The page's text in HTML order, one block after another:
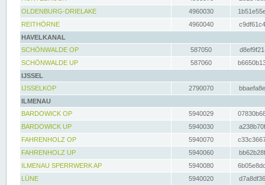
OLDENBURG-DRIELAKE
4960030
REITHÖRNE
4960040
HAVELKANAL
SCHÖNWALDE OP
587050
SCHÖNWALDE UP
587060
IJSSEL
IJSSELKOP
2790070
ILMENAU
BARDOWICK OP
5940029
BARDOWICK UP
5940030
FAHRENHOLZ OP
5940070
FAHRENHOLZ UP
5940060
ILMENAU SPERRWERK AP
5940080
LÜNE
5940020